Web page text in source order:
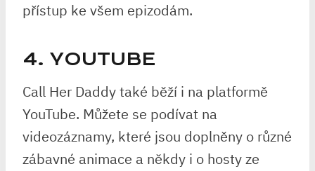
přístup ke všem epizodám.
4. YOUTUBE
Call Her Daddy také běží i na platformě
YouTube. Můžete se podívat na
videozáznamy, které jsou doplněny o různé
zábavné animace a někdy i o hosty ze